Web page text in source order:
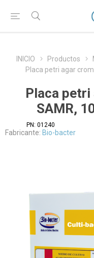
INICIO Productos
Placa petri agar
Placa
SAMR,
PN: 01240
Fabricante: Bio-bacter